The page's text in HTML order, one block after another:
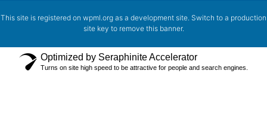
This site is registered on wpml.org as a development site. Switch to a production
site key to remove this banner.
Optimized by Seraphinite Accelerator
Turns on site high speed to be attractive for people and search engines.